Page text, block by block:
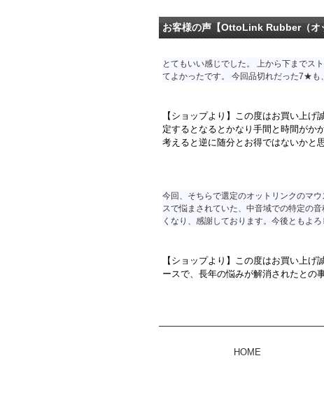
お客様の声【OttoLink Rubber（オ
とてもいい感じでした。 上から下までス
てよかったです。 今回品切れだった7★も
【ショップより】この度はお買い上
定するとなるとかなり手間と時間がか
考えると逆に随分とお得ではないかと
今回、そちらで選定のオットリンクのマ
スで悩まされていた、中音域での特定の
くなり、感謝しております。今後ともよろ
【ショップより】この度はお買い上
ースで、長年の悩みが解消されたとの
HOME